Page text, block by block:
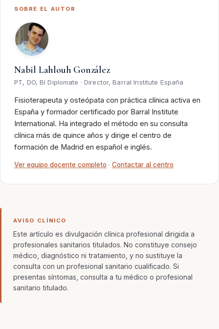
SOBRE EL AUTOR
Nabil Lahlouh González
PT, DO, BI Diplomate · Director, Barral Institute España
Fisioterapeuta y osteópata con práctica clínica activa en
España y formador certificado por Barral Institute
International. Ha integrado el método en su consulta
clínica más de quince años y dirige el centro de
formación de Madrid en español e inglés.
Ver equipo docente completo · Contactar al centro
AVISO CLÍNICO
Este artículo es divulgación clínica profesional dirigida a
profesionales sanitarios titulados. No constituye consejo
médico, diagnóstico ni tratamiento, y no sustituye la
consulta con un profesional sanitario cualificado. Si
presentas síntomas, consulta a tu médico o profesional
sanitario titulado.